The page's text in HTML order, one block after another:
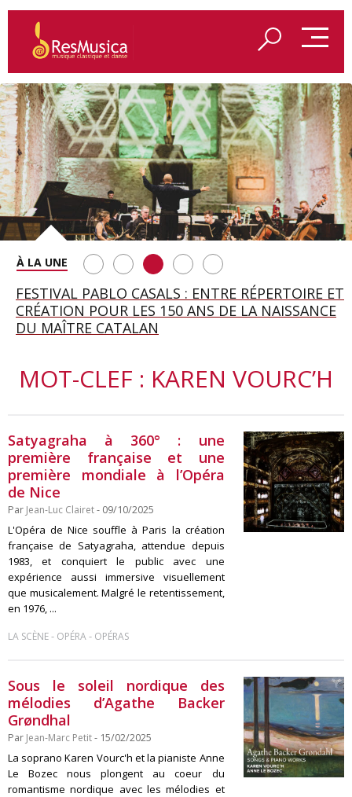
SAINT FRANÇOIS D’ASSISE À SALZBOURG, UNE
SOIRÉE IMMENSE PORTÉE PAR ROMEO
CASTELLUCCI ET MAXIME PASCAL
FESTIVAL PABLO CASALS : ENTRE RÉPERTOIRE ET
CRÉATION POUR LES 150 ANS DE LA NAISSANCE
DU MAÎTRE CATALAN
A BAYREUTH, LE 150E ANNIVERSAIRE DU RING
WAGNÉRIEN GÉNÉRÉ PAR L’IA
BETSY JOLAS FÊTE SON CENTIÈME
ANNIVERSAIRE
GEORGE BENJAMIN : « MES PARENTS AVAIENT
CETTE EXIGENCE DE L’OBJET CISELÉ »
MOT-CLEF : KAREN VOURC’H
Satyagraha à 360° : une
première française et une
première mondiale à l’Opéra
de Nice
Par Jean-Luc Clairet- 09/10/2025
L'Opéra de Nice souffle à Paris la création
française de Satyagraha, attendue depuis
1983, et conquiert le public avec une
expérience aussi immersive visuellement
que musicalement. Malgré le retentissement,
en 1976, ...
LA SCÈNE- OPÉRA- OPÉRAS
Sous le soleil nordique des
mélodies d’Agathe Backer
Grøndhal
Par Jean-Marc Petit- 15/02/2025
La soprano Karen Vourc'h et la pianiste Anne
Le Bozec nous plongent au coeur du
romantisme nordique avec les mélodies et